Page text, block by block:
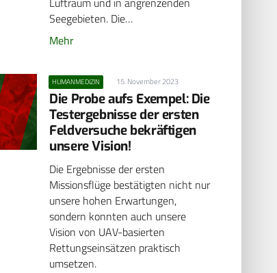
Seegebieten. Die…
Mehr
HUMANMEDIZIN 15. November 2023
Die Probe aufs Exempel: Die
Testergebnisse der ersten
Feldversuche bekräftigen
unsere Vision!
Die Ergebnisse der ersten
Missionsflüge bestätigten nicht nur
unsere hohen Erwartungen,
sondern konnten auch unsere
Vision von UAV-basierten
Rettungseinsätzen praktisch
umsetzen.